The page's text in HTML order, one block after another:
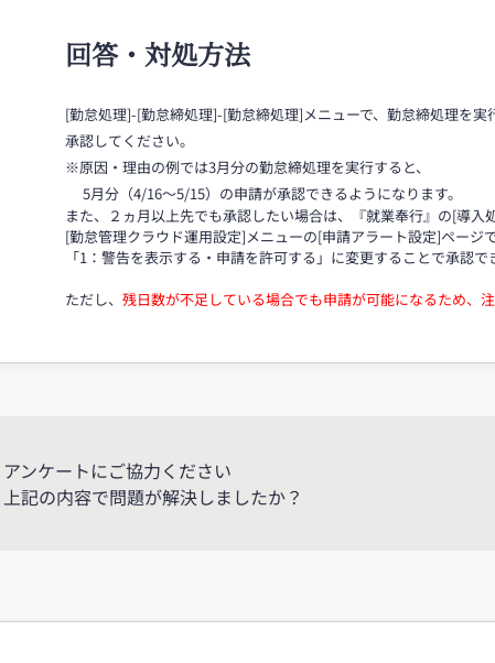
回答・対処方法
[勤怠処理]-[勤怠締処理]-[勤怠締処理]メニューで、勤怠締処理を実
承認してください。
※原因・理由の例では3月分の勤怠締処理を実行すると、
5月分（4/16～5/15）の申請が承認できるようになります。
また、２ヵ月以上先でも承認したい場合は、『就業奉行』の[導
[勤怠管理クラウド運用設定]メニューの[申請アラート設定]ページ
「1：警告を表示する・申請を許可する」に変更することで承認で
ただし、 残日数が不足している場合でも申請が可能になるため、注
アンケートにご協力ください
上記の内容で問題が解決しましたか？